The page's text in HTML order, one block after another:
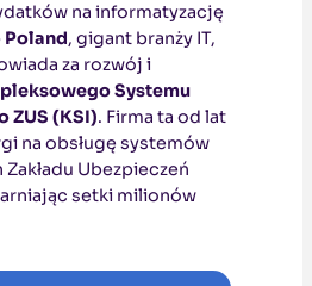
na informatyzację
Poland, gigant branży IT,
za rozwój i
Systemu
ZUS (KSI). Firma ta od lat
na obsługę systemów
Ubezpieczeń
setki milionów